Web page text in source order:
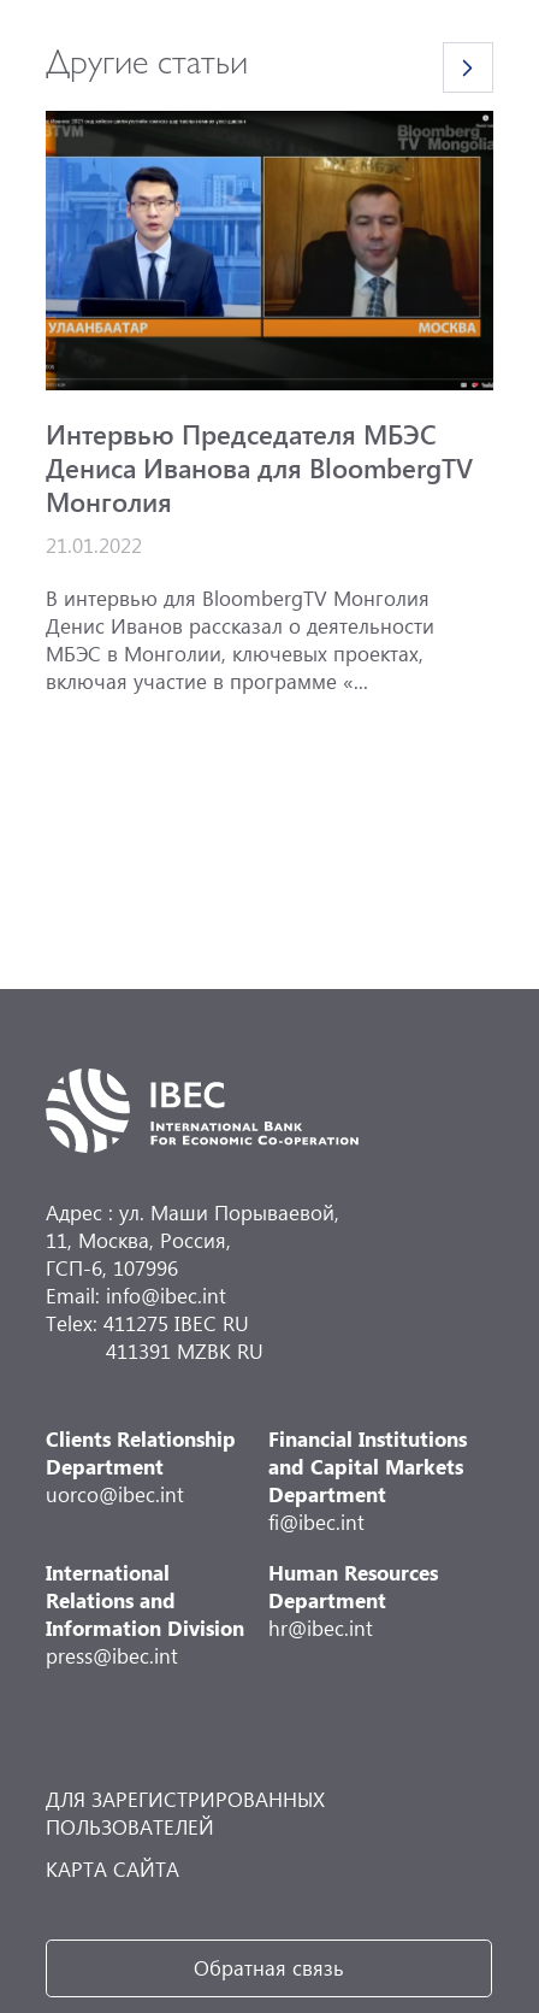
Другие статьи
Интервью Председателя МБЭС
Дениса Иванова для BloombergTV
Монголия
21.01.2022
В интервью для BloombergTV Монголия
Денис Иванов рассказал о деятельности
МБЭС в Монголии, ключевых проектах,
включая участие в программе «...
Адрес : ул. Маши Порываевой,
11, Москва, Россия,
ГСП-6, 107996
Email: info@ibec.int
Telex: 411275 IBEC RU
411391 MZBK RU
Clients Relationship
Department
uorco@ibec.int
Financial Institutions
and Capital Markets
Department
fi@ibec.int
International
Relations and
Information Division
press@ibec.int
Human Resources
Department
hr@ibec.int
ДЛЯ ЗАРЕГИСТРИРОВАННЫХ
ПОЛЬЗОВАТЕЛЕЙ
КАРТА САЙТА
Обратная связь